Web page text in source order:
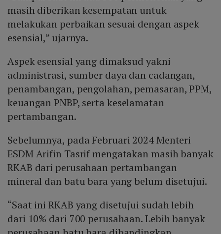
masih diberikan kesempatan untuk
melakukan perbaikan sesuai dengan aspek
esensial,” ujarnya.
Aspek esensial yang dimaksud yakni
administrasi, sumber daya dan cadangan,
penambangan, pengolahan, pemasaran, PPM,
keuangan PNBP, serta keselamatan
pertambangan.
Sebelumnya, pada Februari 2024 Menteri
ESDM Arifin Tasrif mengatakan masih banyak
RKAB dari perusahaan pertambangan
mineral dan batu bara yang belum disetujui.
“Saat ini RKAB yang disetujui sudah lebih
dari 10% dari 700 perusahaan. Lebih banyak